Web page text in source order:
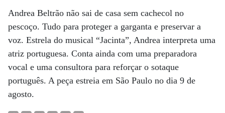
Andrea Beltrão não sai de casa sem cachecol no
pescoço. Tudo para proteger a garganta e preservar a
voz. Estrela do musical “Jacinta”, Andrea interpreta uma
atriz portuguesa. Conta ainda com uma preparadora
vocal e uma consultora para reforçar o sotaque
português. A peça estreia em São Paulo no dia 9 de
agosto.